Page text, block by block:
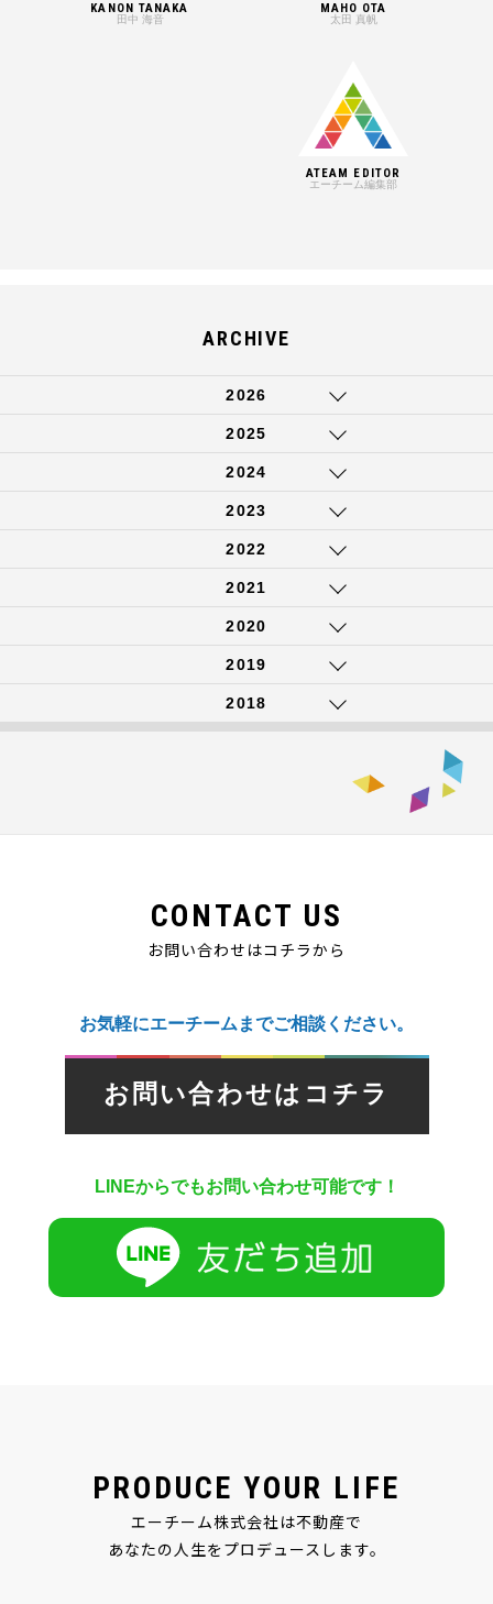
KANON TANAKA
田中 海音
MAHO OTA
太田 真帆
ATEAM EDITOR
エーチーム編集部
ARCHIVE
2026
2025
2024
2023
2022
2021
2020
2019
2018
CONTACT US
お問い合わせはコチラから
お気軽にエーチームまでご相談ください。
お問い合わせはコチラ
LINEからでもお問い合わせ可能です！
PRODUCE YOUR LIFE
エーチーム株式会社は不動産で
あなたの人生をプロデュースします。